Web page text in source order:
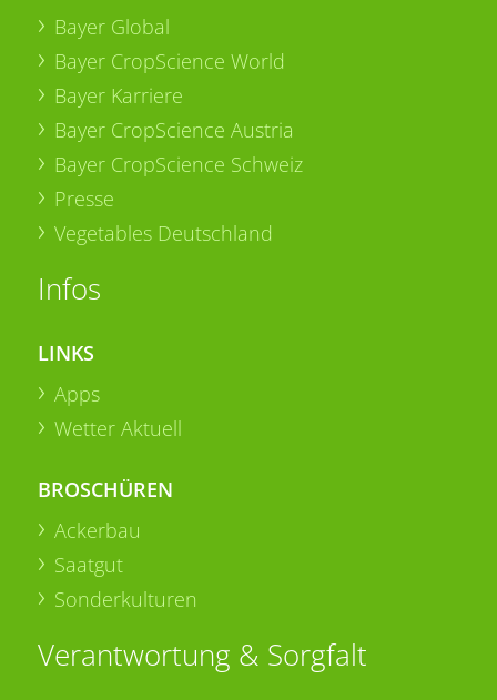
Bayer Global
Bayer CropScience World
Bayer Karriere
Bayer CropScience Austria
Bayer CropScience Schweiz
Presse
Vegetables Deutschland
Infos
LINKS
Apps
Wetter Aktuell
BROSCHÜREN
Ackerbau
Saatgut
Sonderkulturen
Verantwortung & Sorgfalt